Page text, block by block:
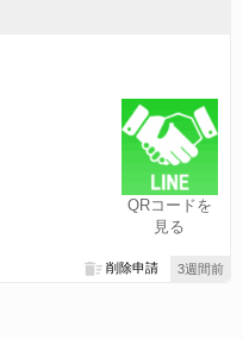
QRコードを
見る
3週間前
削除申請